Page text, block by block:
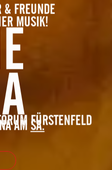
& FREUNDE
MUSIK!
FÜRSTENFELD
AM SA.